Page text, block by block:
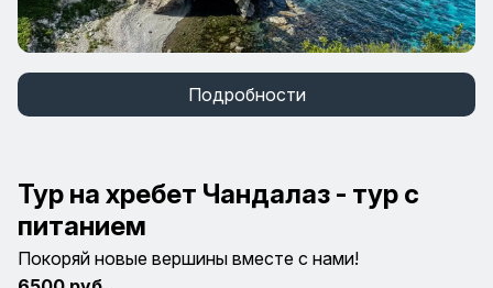
Подробности
Тур на хребет Чандалаз - тур с
питанием
Покоряй новые вершины вместе с нами!